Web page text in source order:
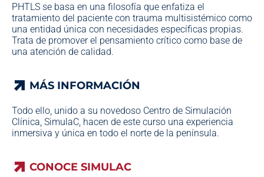
PHTLS se basa en una filosofía que enfatiza el
tratamiento del paciente con trauma multisistémico como
una entidad única con necesidades específicas propias.
Trata de promover el pensamiento crítico como base de
una atención de calidad.
MÁS INFORMACIÓN
Todo ello, unido a su novedoso Centro de Simulación
Clínica, SimulaC, hacen de este curso una experiencia
inmersiva y única en todo el norte de la península.
CONOCE SIMULAC